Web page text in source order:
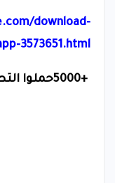
download-
3573651.html
5000+حملوا